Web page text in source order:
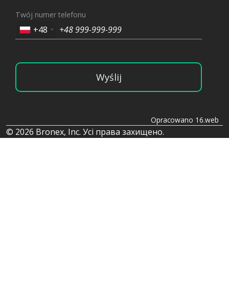
Twój numer telefonu
+48
Wyślij
Opracowano 16.web
© 2026 Bronex, Inc. Усі права захищено.